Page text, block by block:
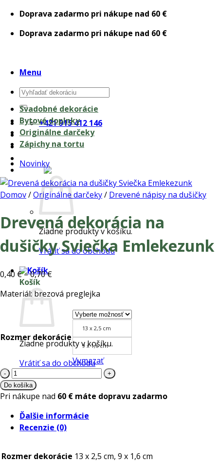
Skip
content
Doprava zadarmo pri nákupe nad 60 €
Doprava zadarmo pri nákupe nad 60 €
Menu
Hľadať:
+421 915 412 146
0,00€
Žiadne produkty v košíku.
Vrátiť sa do obchodu
Košík
Žiadne produkty v košíku.
Vrátiť sa do obchodu
Svadobné dekorácie
Bytové doplnky
Originálne darčeky
Zápichy na tortu
Novinky
Domov/Originálne darčeky/ Drevené nápisy na dušičky
Drevená dekorácia na
dušičky Sviečka Emlekezunk
0,40 €–0,70€Price
0,40 €
through
0,70 €
Materiál: brezová preglejka
Rozmer dekorácie
13 x 2,5 cm
9 x 1,6 cm
Vymazať
množstvo
Drevená
dekorácia
dušičky
Sviečka
Do košíka
Pri nákupe nad 60 € máte dopravu zadarmo
Ďalšie informácie
Recenzie (0)
Rozmer dekorácie 13 x 2,5 cm, 9 x 1,6 cm